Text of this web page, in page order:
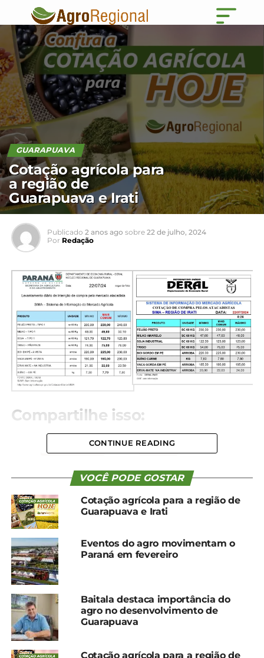
GUARAPUAVA
Cotação agrícola para
a região de
Guarapuava e Irati
Publicado 2 anos ago sobre 22 de julho, 2024
Por Redação
Compartilhe isso:
Facebook 18+
Relacionado
Cotação agrícola para a
região de Guarapuava e
Irati
5 de dezembro, 2024
Em "Guarapuava"
Cotação agrícola para a
21 de novembro, 2024
Cotação agrícola para a
região de Guarapuava e
Irati
17 de dezembro, 2024
Em "Guarapuava"
CONTINUE READING
VOCÊ PODE GOSTAR
Cotação agrícola para a região de
Guarapuava e Irati
Eventos do agro movimentam o
Paraná em fevereiro
Baitala destaca importância do
agro no desenvolvimento de
Guarapuava
Cotação agrícola para a região de